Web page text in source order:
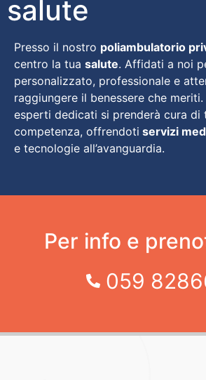
salute
Presso il nostro poliambulatorio
centro la tua salute. Affidati a noi
personalizzato, professionale e
raggiungere il benessere che
esperti dedicati si prenderà cura di
competenza, offrendoti servizi
e tecnologie all’avanguardia.
Per info e
059